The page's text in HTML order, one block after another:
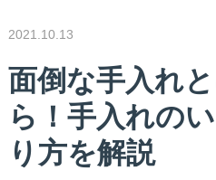
2021.10.13
面倒な手入れ
ら！手入れの
り方を解説